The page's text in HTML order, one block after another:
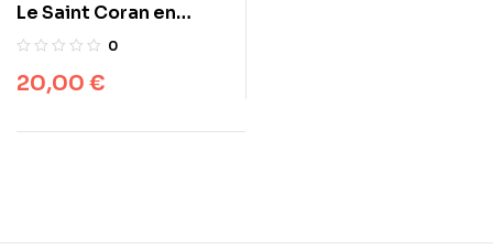
Le Saint Coran en
arabe avec Tafsir
0
20,00 €